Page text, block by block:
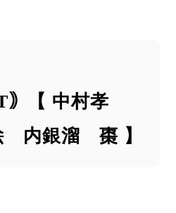
｠【 中村孝
内銀溜 棗 】